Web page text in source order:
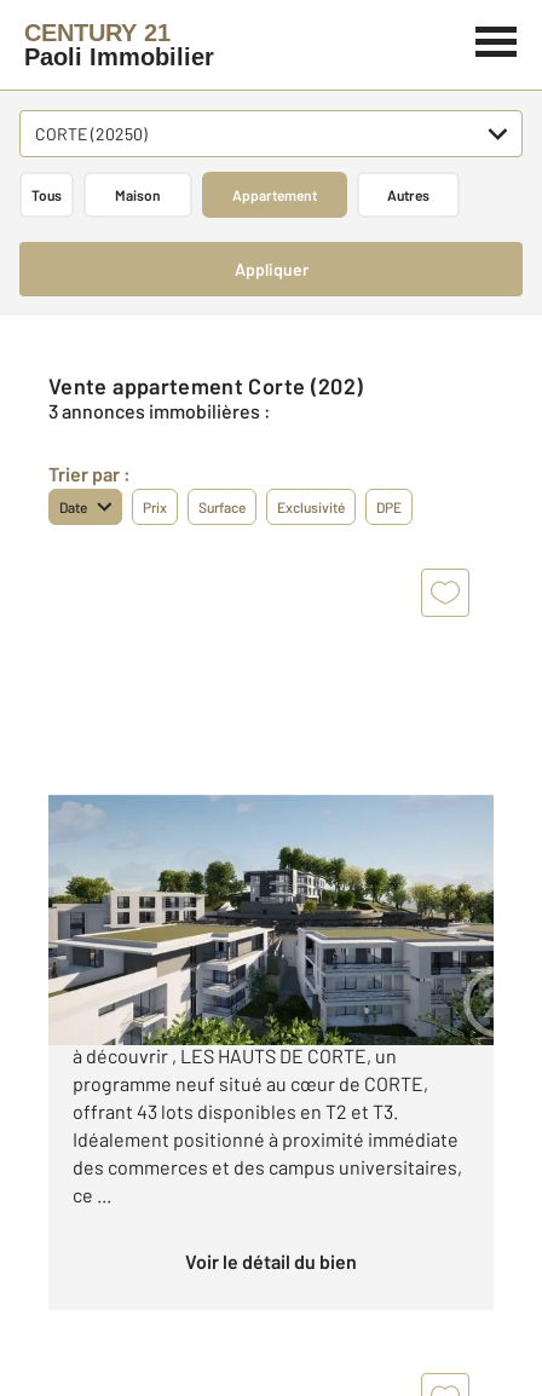
CENTURY 21
Paoli Immobilier
CORTE (20250)
Tous Maison Appartement Autres
Appliquer
Vente appartement Corte (202)
3 annonces immobilières :
Trier par :
Date Prix Surface Exclusivité DPE
CORTE 202
Ref : 688
Appartement à vendre
282 000 €
Century21 Paoli Immobilier Moriani vous invite
à découvrir , LES HAUTS DE CORTE, un
programme neuf situé au cœur de CORTE,
offrant 43 lots disponibles en T2 et T3.
Idéalement positionné à proximité immédiate
des commerces et des campus universitaires,
ce ...
Voir le détail du bien